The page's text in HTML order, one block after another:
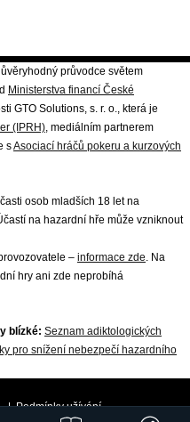
průvodce světem
Ministerstva financí České
GTO Solutions, s. r. o., která je
(IPRH), mediálním partnerem
sAsociací hráčů pokeru a kurzových
osob mladších 18 let na
na hazardní hře může vzniknout
– informace zde. Na
hry ani zde neprobíhá
blízké: Seznam adiktologických
pro snížení nebezpečí hazardního
|Podmínky užívání